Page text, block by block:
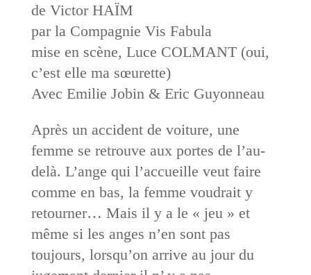
de Victor HAÏM
par la Compagnie Vis Fabula
mise en scène, Luce COLMANT (oui,
c’est elle ma sœurette)
Avec Emilie Jobin & Eric Guyonneau
Après un accident de voiture, une
femme se retrouve aux portes de l’au-
delà. L’ange qui l’accueille veut faire
comme en bas, la femme voudrait y
retourner… Mais il y a le « jeu » et
même si les anges n’en sont pas
toujours, lorsqu’on arrive au jour du